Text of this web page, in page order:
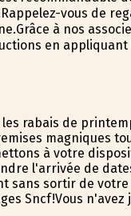
vous de
à nos
en appliquant
rabais de
magnifiques
à votre
l'arrivée de
sans sortir de
Sncf!Vous